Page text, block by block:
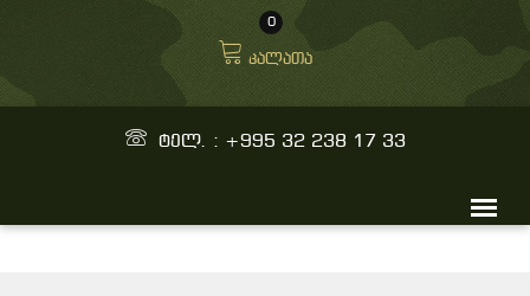
0
კალათა
ტელ. : +995 32 238 17 33